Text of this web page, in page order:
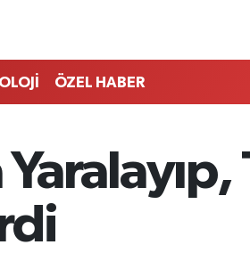
ÖZEL HABER